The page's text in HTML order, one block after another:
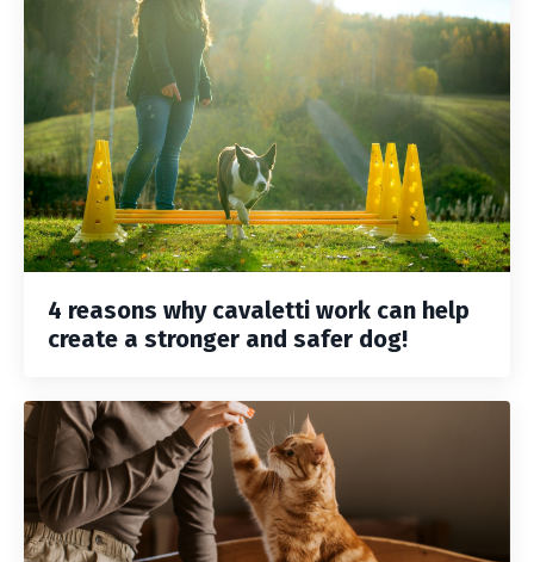
4 reasons why cavaletti work can help
create a stronger and safer dog!